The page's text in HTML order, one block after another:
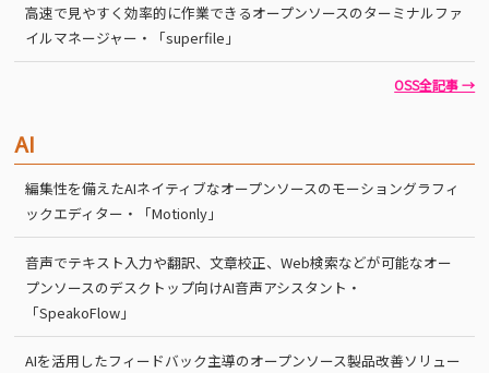
高速で見やすく効率的に作業できるオープンソースのターミナルファ
イルマネージャー・「superfile」
OSS全記事 →
AI
編集性を備えたAIネイティブなオープンソースのモーショングラフィ
ックエディター・「Motionly」
音声でテキスト入力や翻訳、文章校正、Web検索などが可能なオー
プンソースのデスクトップ向けAI音声アシスタント・
「SpeakoFlow」
AIを活用したフィードバック主導のオープンソース製品改善ソリュー